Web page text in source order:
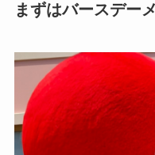
まずはバースデー